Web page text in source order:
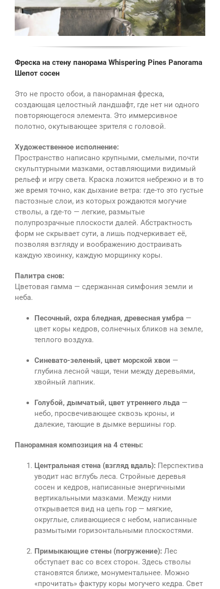
Фреска на стену панорама Whispering Pines Panorama
Шепот сосен
Это не просто обои, а панорамная фреска,
создающая целостный ландшафт, где нет ни одного
повторяющегося элемента. Это иммерсивное
полотно, окутывающее зрителя с головой.
Художественное исполнение:
Пространство написано крупными, смелыми, почти
скульптурными мазками, оставляющими видимый
рельеф и игру света. Краска ложится небрежно и в то
же время точно, как дыхание ветра: где-то это густые
пастозные слои, из которых рождаются могучие
стволы, а где-то — легкие, размытые
полупрозрачные плоскости далей. Абстрактность
форм не скрывает сути, а лишь подчеркивает её,
позволяя взгляду и воображению достраивать
каждую хвоинку, каждую морщинку коры.
Палитра снов:
Цветовая гамма — сдержанная симфония земли и
неба.
Песочный, охра бледная, древесная умбра —
цвет коры кедров, солнечных бликов на земле,
теплого воздуха.
Синевато-зеленый, цвет морской хвои —
глубина лесной чащи, тени между деревьями,
хвойный лапник.
Голубой, дымчатый, цвет утреннего льда —
небо, просвечивающее сквозь кроны, и
далекие, тающие в дымке вершины гор.
Панорамная композиция на 4 стены:
Центральная стена (взгляд вдаль): Перспектива
уводит нас вглубь леса. Стройные деревья
сосен и кедров, написанные энергичными
вертикальными мазками. Между ними
открывается вид на цепь гор — мягкие,
округлые, сливающиеся с небом, написанные
размытыми горизонтальными плоскостями.
Примыкающие стены (погружение): Лес
обступает вас со всех сторон. Здесь стволы
становятся ближе, монументальнее. Можно
«прочитать» фактуру коры могучего кедра. Свет